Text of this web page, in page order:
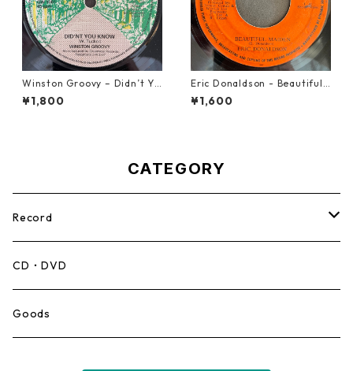
Winston Groovy – Didn’t Yo
u Know【7-21811】
¥1,800
Eric Donaldson - Beautiful
Maiden【7-21788】
¥1,600
CATEGORY
Record
Mento,Calypso,Ballad
Ska
CD・DVD
Goods